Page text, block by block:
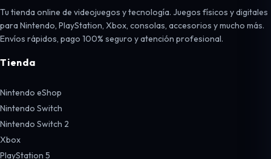
Tu tienda online de videojuegos y tecnología. Juegos físicos y digitales
para Nintendo, PlayStation, Xbox, consolas, accesorios y mucho más.
Envíos rápidos, pago 100% seguro y atención profesional.
Tienda
Nintendo eShop
Nintendo Switch
Nintendo Switch 2
Xbox
PlayStation 5